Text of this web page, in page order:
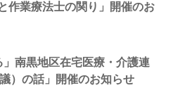
作業療法士の関り」開催のお
南黒地区在宅医療・介護連
）の話」開催のお知らせ